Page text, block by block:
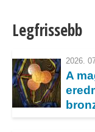
Olympiad 2026-on!
Magyar
Intelligencia…
Éremeső a
Legfrissebb
2026.
A